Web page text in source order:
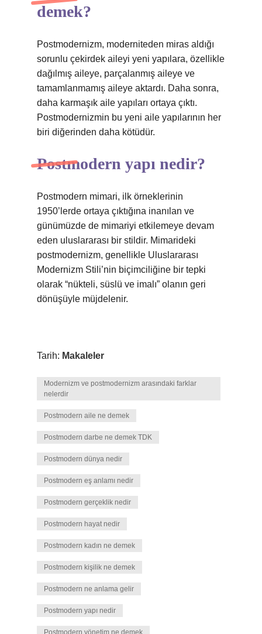
demek?
Postmodernizm, moderniteden miras aldığı
sorunlu çekirdek aileyi yeni yapılara, özellikle
dağılmış aileye, parçalanmış aileye ve
tamamlanmamış aileye aktardı. Daha sonra,
daha karmaşık aile yapıları ortaya çıktı.
Postmodernizmin bu yeni aile yapılarının her
biri diğerinden daha kötüdür.
Postmodern yapı nedir?
Postmodern mimari, ilk örneklerinin
1950’lerde ortaya çıktığına inanılan ve
günümüzde de mimariyi etkilemeye devam
eden uluslararası bir stildir. Mimarideki
postmodernizm, genellikle Uluslararası
Modernizm Stili’nin biçimciliğine bir tepki
olarak “nükteli, süslü ve imalı” olanın geri
dönüşüyle ​​müjdelenir.
Tarih: Makaleler
Modernizm ve postmodernizm arasındaki farklar
nelerdir
Postmodern aile ne demek
Postmodern darbe ne demek TDK
Postmodern dünya nedir
Postmodern eş anlamı nedir
Postmodern gerçeklik nedir
Postmodern hayat nedir
Postmodern kadın ne demek
Postmodern kişilik ne demek
Postmodern ne anlama gelir
Postmodern yapı nedir
Postmodern yönetim ne demek